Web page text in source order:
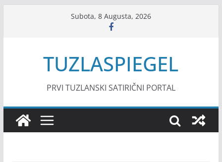
Subota, 8 Augusta, 2026
TUZLASPIEGEL
PRVI TUZLANSKI SATIRIČNI PORTAL